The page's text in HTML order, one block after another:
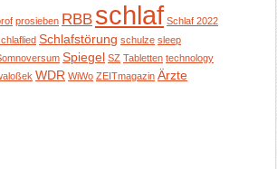
prosieben RBB schlaf Schlaf 2022
Schlafstörung schulze sleep
Spiegel SZ Tabletten technology
WDR WiWo ZEITmagazin Ärzte